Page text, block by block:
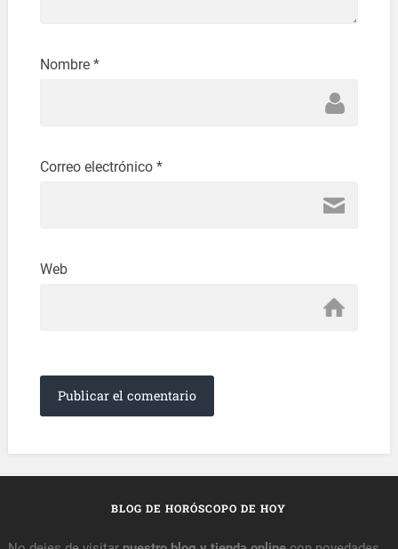
Nombre *
Correo electrónico *
Web
BLOG DE HORÓSCOPO DE HOY